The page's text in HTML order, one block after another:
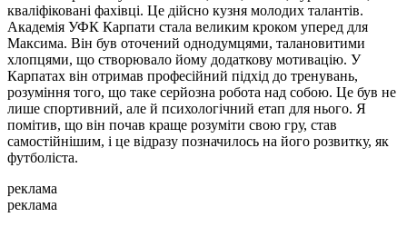
кваліфіковані фахівці. Це дійсно кузня молодих талантів.
Академія УФК Карпати стала великим кроком уперед для
Максима. Він був оточений однодумцями, талановитими
хлопцями, що створювало йому додаткову мотивацію. У
Карпатах він отримав професійний підхід до тренувань,
розуміння того, що таке серйозна робота над собою. Це був не
лише спортивний, але й психологічний етап для нього. Я
помітив, що він почав краще розуміти свою гру, став
самостійнішим, і це відразу позначилось на його розвитку, як
футболіста.
реклама
реклама